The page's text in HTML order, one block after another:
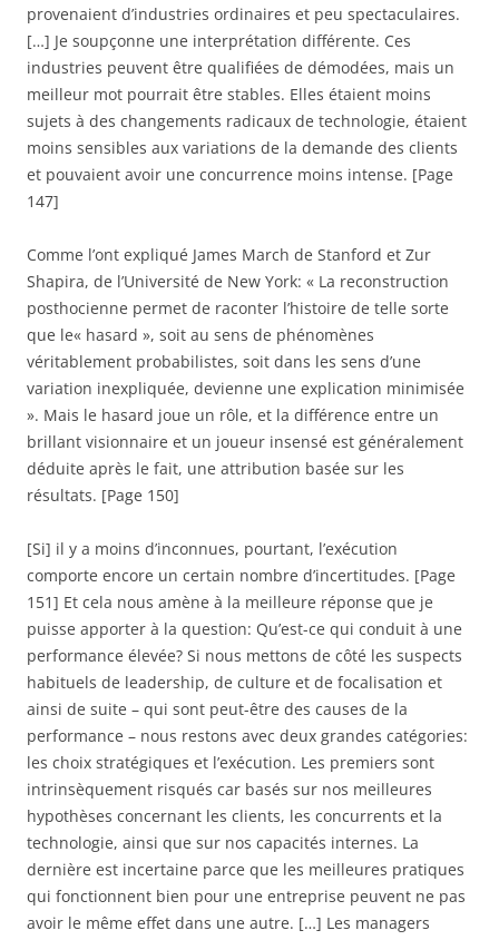
provenaient d’industries ordinaires et peu spectaculaires.
[…] Je soupçonne une interprétation différente. Ces
industries peuvent être qualifiées de démodées, mais un
meilleur mot pourrait être stables. Elles étaient moins
sujets à des changements radicaux de technologie, étaient
moins sensibles aux variations de la demande des clients
et pouvaient avoir une concurrence moins intense. [Page
147]
Comme l’ont expliqué James March de Stanford et Zur
Shapira, de l’Université de New York: « La reconstruction
posthocienne permet de raconter l’histoire de telle sorte
que le« hasard », soit au sens de phénomènes
véritablement probabilistes, soit dans les sens d’une
variation inexpliquée, devienne une explication minimisée
». Mais le hasard joue un rôle, et la différence entre un
brillant visionnaire et un joueur insensé est généralement
déduite après le fait, une attribution basée sur les
résultats. [Page 150]
[Si] il y a moins d’inconnues, pourtant, l’exécution
comporte encore un certain nombre d’incertitudes. [Page
151] Et cela nous amène à la meilleure réponse que je
puisse apporter à la question: Qu’est-ce qui conduit à une
performance élevée? Si nous mettons de côté les suspects
habituels de leadership, de culture et de focalisation et
ainsi de suite – qui sont peut-être des causes de la
performance – nous restons avec deux grandes catégories:
les choix stratégiques et l’exécution. Les premiers sont
intrinsèquement risqués car basés sur nos meilleures
hypothèses concernant les clients, les concurrents et la
technologie, ainsi que sur nos capacités internes. La
dernière est incertaine parce que les meilleures pratiques
qui fonctionnent bien pour une entreprise peuvent ne pas
avoir le même effet dans une autre. […] Les managers